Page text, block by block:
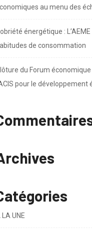
au menu des
énergétique :
de consommation
du Forum
pour le
LA UNE